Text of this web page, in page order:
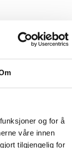
og for å
våre innen
tilgjengelig for
frem til